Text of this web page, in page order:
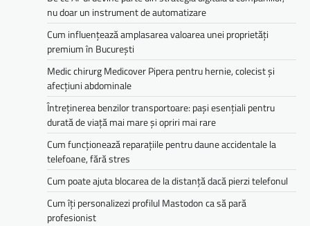
nu doar un instrument de automatizare
Cum influențează amplasarea valoarea unei proprietăți
premium în București
Medic chirurg Medicover Pipera pentru hernie, colecist și
afecțiuni abdominale
Întreținerea benzilor transportoare: pași esențiali pentru
durată de viață mai mare și opriri mai rare
Cum funcționează reparațiile pentru daune accidentale la
telefoane, fără stres
Cum poate ajuta blocarea de la distanță dacă pierzi telefonul
Cum îți personalizezi profilul Mastodon ca să pară
profesionist